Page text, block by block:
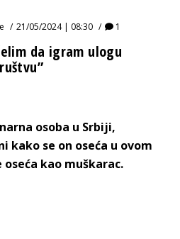
21/05/2024 | 08:30 1
da igram ulogu
osoba u Srbiji,
kako se on oseća u ovom
kao muškarac.